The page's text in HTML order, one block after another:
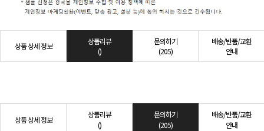
상품 상세 정보
상품리뷰
()
문의하기
(205)
배송/반품/교환
안내
상품 상세 정보
상품리뷰
()
문의하기
(205)
배송/반품/교환
안내